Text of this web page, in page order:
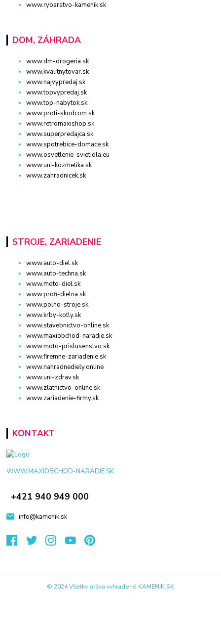
www.rybarstvo-kamenik.sk
DOM, ZÁHRADA
www.dm-drogeria.sk
www.kvalitnytovar.sk
www.najvypredaj.sk
www.topvypredaj.sk
www.top-nabytok.sk
www.proti-skodcom.sk
www.retromaxishop.sk
www.superpredajca.sk
www.spotrebice-domace.sk
www.osvetlenie-svietidla.eu
www.uni-kozmetika.sk
www.zahradnicek.sk
STROJE, ZARIADENIE
www.auto-diel.sk
www.auto-techna.sk
www.moto-diel.sk
www.profi-dielna.sk
www.polno-stroje.sk
www.krby-kotly.sk
www.stavebnictvo-online.sk
www.maxiobchod-naradie.sk
www.moto-prislusenstvo.sk
www.firemne-zariadenie.sk
www.nahradnediely.online
www.uni-zdrav.sk
www.zlatnictvo-online.sk
www.zariadenie-firmy.sk
KONTAKT
WWW.MAXIOBCHOD-NARADIE.SK
+421 940 949 000
info@kamenik.sk
© 2024 Všetky práva vyhradené KAMENIK.SK